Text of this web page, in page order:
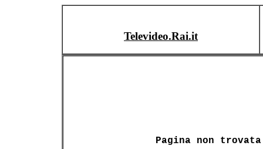
Televideo.Rai.it
Pagina non trovata